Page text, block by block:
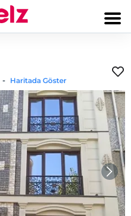
- Haritada Göster